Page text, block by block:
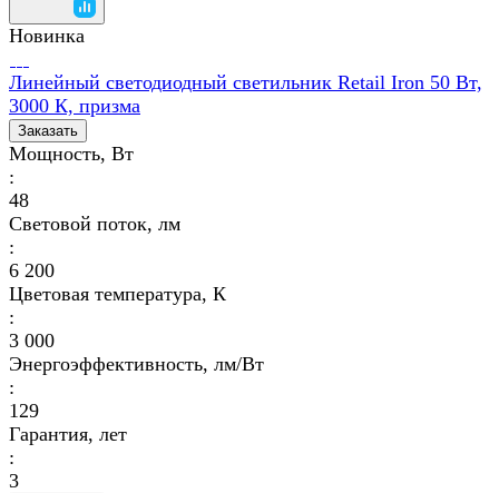
Новинка
Линейный светодиодный светильник Retail Iron 50 Вт,
3000 К, призма
Заказать
Мощность, Вт
:
48
Световой поток, лм
:
6 200
Цветовая температура, К
:
3 000
Энергоэффективность, лм/Вт
:
129
Гарантия, лет
:
3